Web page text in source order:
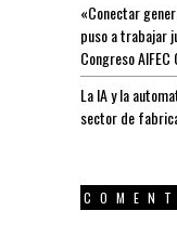
«Conectar
puso a trabajar
Congreso
La IA y la
sector de